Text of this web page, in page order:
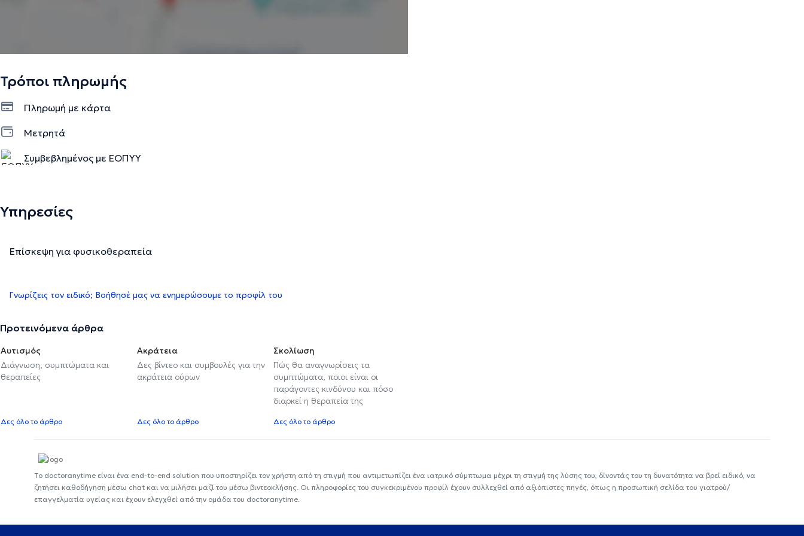
Τρόποι πληρωμής
Πληρωμή με κάρτα
Μετρητά
Συμβεβλημένος με ΕΟΠΥΥ
Υπηρεσίες
Επίσκεψη για φυσικοθεραπεία
Γνωρίζεις τον ειδικό; Βοήθησέ μας να ενημερώσουμε το προφίλ του
Προτεινόμενα άρθρα
Αυτισμός
Διάγνωση, συμπτώματα και
θεραπείες
Δες όλο το άρθρο
Ακράτεια
Δες βίντεο και συμβουλές για την
ακράτεια ούρων
Δες όλο το άρθρο
Σκολίωση
Πώς θα αναγνωρίσεις τα
συμπτώματα, ποιοι είναι οι
παράγοντες κινδύνου και πόσο
διαρκεί η θεραπεία της
Δες όλο το άρθρο
Το doctoranytime είναι ένα end-to-end solution που υποστηρίζει τον χρήστη από τη στιγμή που αντιμετωπίζει ένα ιατρικό σύμπτωμα μέχρι τη στιγμή της λύσης του, δίνοντάς του τη δυνατότητα να βρεί ειδικό, να
ζητήσει καθοδήγηση μέσω chat και να μιλήσει μαζί του μέσω βιντεοκλήσης. Οι πληροφορίες του συγκεκριμένου προφίλ έχουν συλλεχθεί από αξιόπιστες πηγές, όπως η προσωπική σελίδα του γιατρού/
επαγγελματία υγείας και έχουν ελεγχθεί από την ομάδα του doctoranytime.